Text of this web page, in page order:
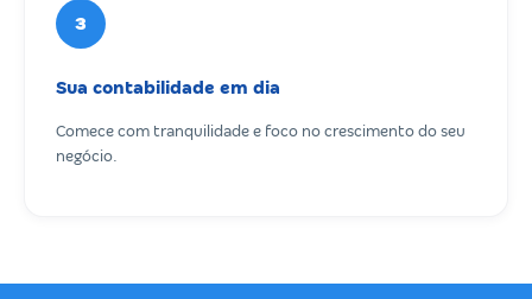
3
Sua contabilidade em dia
Comece com tranquilidade e foco no crescimento do seu
negócio.